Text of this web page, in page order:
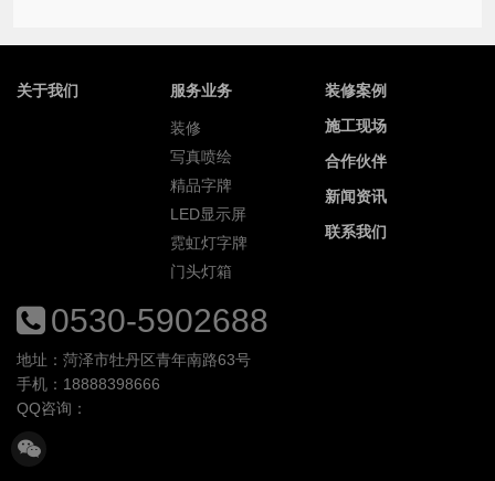
关于我们 服务业务
装修
写真喷绘
精品字牌
LED显示屏
霓虹灯字牌
门头灯箱
装修案例
施工现场
合作伙伴
新闻资讯
联系我们
0530-5902688
地址：菏泽市牡丹区青年南路63号
手机：18888398666
QQ咨询：